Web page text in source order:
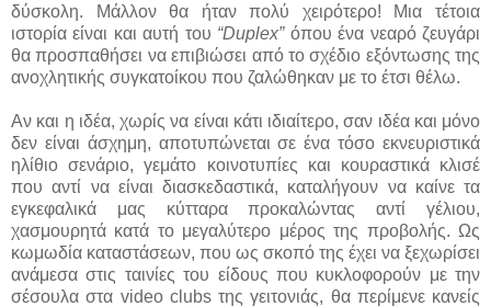
δύσκολη. Μάλλον θα ήταν πολύ χειρότερο! Μια τέτοια
ιστορία είναι και αυτή του “Duplex”όπου ένα νεαρό ζευγάρι
θα προσπαθήσει να επιβιώσει από το σχέδιο εξόντωσης της
ανοχλητικής συγκατοίκου που ζαλώθηκαν με το έτσι θέλω.
Αν και η ιδέα, χωρίς να είναι κάτι ιδιαίτερο, σαν ιδέα και μόνο
δεν είναι άσχημη, αποτυπώνεται σε ένα τόσο εκνευριστικά
ηλίθιο σενάριο, γεμάτο κοινοτυπίες και κουραστικά κλισέ
που αντί να είναι διασκεδαστικά, καταλήγουν να καίνε τα
εγκεφαλικά μας κύτταρα προκαλώντας αντί γέλιου,
χασμουρητά κατά το μεγαλύτερο μέρος της προβολής. Ως
κωμωδία καταστάσεων, που ως σκοπό της έχει να ξεχωρίσει
ανάμεσα στις ταινίες του είδους που κυκλοφορούν με την
σέσουλα στα video clubs της γειτονιάς, θα περίμενε κανείς